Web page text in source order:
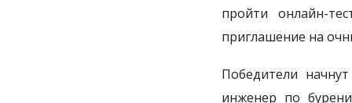
пройти онлайн-
приглашение на
Победители
инженер по